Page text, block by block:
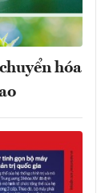
hóa